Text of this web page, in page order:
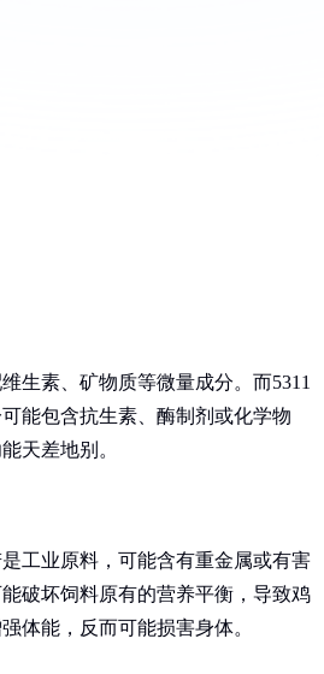
生素、矿物质等微量成分。而5311
能包含抗生素、酶制剂或化学物
天差地别。
工业原料，可能含有重金属或有害
破坏饲料原有的营养平衡，导致鸡
体能，反而可能损害身体。